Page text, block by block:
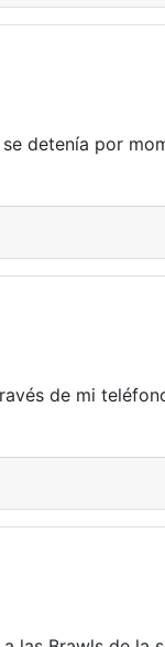
detenía por
de mi